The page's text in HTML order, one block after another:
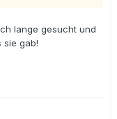
lange gesucht und
sie gab!